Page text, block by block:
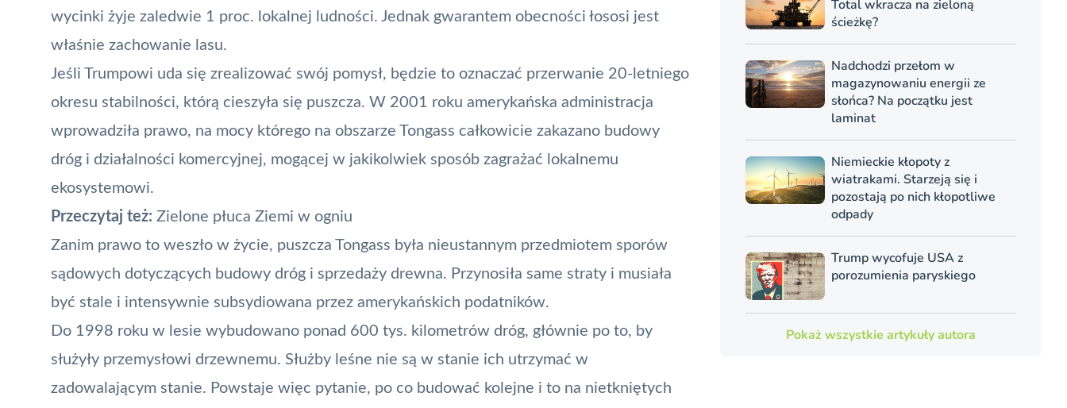
wycinki żyje zaledwie 1 proc. lokalnej ludności. Jednak gwarantem obecności łososi jest
właśnie zachowanie lasu.
Jeśli Trumpowi uda się zrealizować swój pomysł, będzie to oznaczać przerwanie 20-letniego
okresu stabilności, którą cieszyła się puszcza. W 2001 roku amerykańska administracja
wprowadziła prawo, na mocy którego na obszarze Tongass całkowicie zakazano budowy
dróg i działalności komercyjnej, mogącej w jakikolwiek sposób zagrażać lokalnemu
ekosystemowi.
Przeczytaj też: Zielone płuca Ziemi w ogniu
Zanim prawo to weszło w życie, puszcza Tongass była nieustannym przedmiotem sporów
sądowych dotyczących budowy dróg i sprzedaży drewna. Przynosiła same straty i musiała
być stale i intensywnie subsydiowana przez amerykańskich podatników.
Do 1998 roku w lesie wybudowano ponad 600 tys. kilometrów dróg, głównie po to, by
służyły przemysłowi drzewnemu. Służby leśne nie są w stanie ich utrzymać w
zadowalającym stanie. Powstaje więc pytanie, po co budować kolejne i to na nietkniętych
Total wkracza na zieloną
ścieżkę?
Nadchodzi przełom w
magazynowaniu energii ze
słońca? Na początku jest
laminat
Niemieckie kłopoty z
wiatrakami. Starzeją się i
pozostają po nich kłopotliwe
odpady
Trump wycofuje USA z
porozumienia paryskiego
Pokaż wszystkie artykuły autora